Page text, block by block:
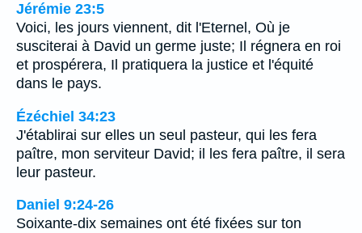
Jérémie 23:5
Voici, les jours viennent, dit l'Eternel, Où je
susciterai à David un germe juste; Il régnera en roi
et prospérera, Il pratiquera la justice et l'équité
dans le pays.
Ézéchiel 34:23
J'établirai sur elles un seul pasteur, qui les fera
paître, mon serviteur David; il les fera paître, il sera
leur pasteur.
Daniel 9:24-26
Soixante-dix semaines ont été fixées sur ton